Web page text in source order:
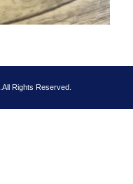
.All Rights Reserved.